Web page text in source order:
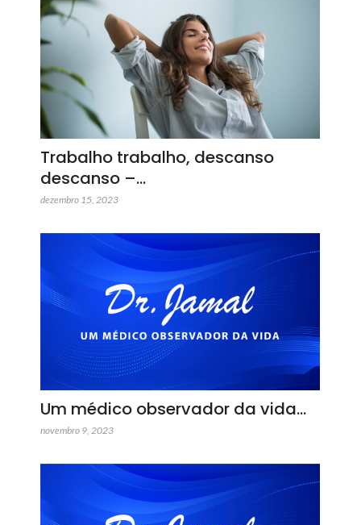
Trabalho trabalho, descanso
descanso –…
dezembro 15, 2023
Um médico observador da vida…
novembro 9, 2023